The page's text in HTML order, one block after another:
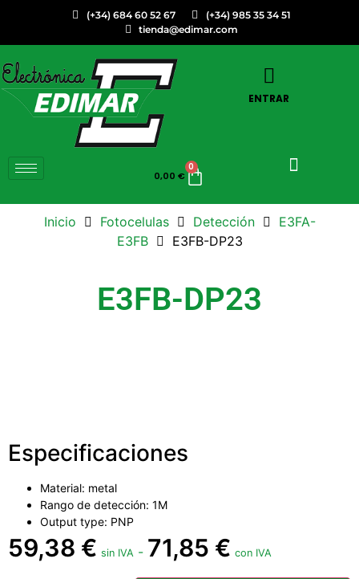
(+34) 684 60 52 67
(+34) 985 35 34 51
tienda@edimar.com
ENTRAR
0,00 €
0
Inicio Fotocelulas Detección
E3FA-
E3FB
E3FB-DP23
E3FB-DP23
Especificaciones
Material: metal
Rango de detección: 1M
Output type: PNP
59,38 € sin IVA - 71,85 € con IVA